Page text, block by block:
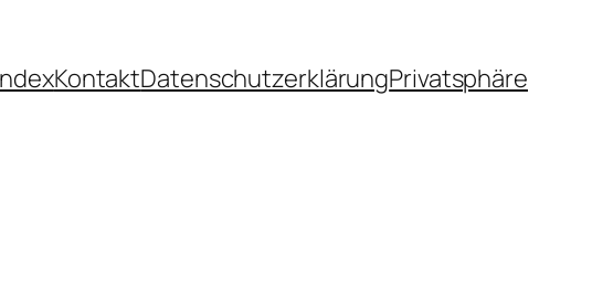
KontaktDatenschutzerklärungPrivatsphäre